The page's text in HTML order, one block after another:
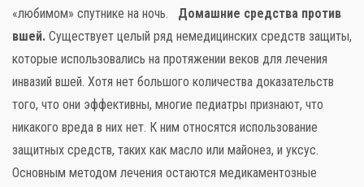
«любимом» спутнике на ночь. Домашние средства против
вшей. Существует целый ряд немедицинских средств защиты,
которые использовались на протяжении веков для лечения
инвазий вшей. Хотя нет большого количества доказательств
того, что они эффективны, многие педиатры признают, что
никакого вреда в них нет. К ним относятся использование
защитных средств, таких как масло или майонез, и уксус.
Основным методом лечения остаются медикаментозные